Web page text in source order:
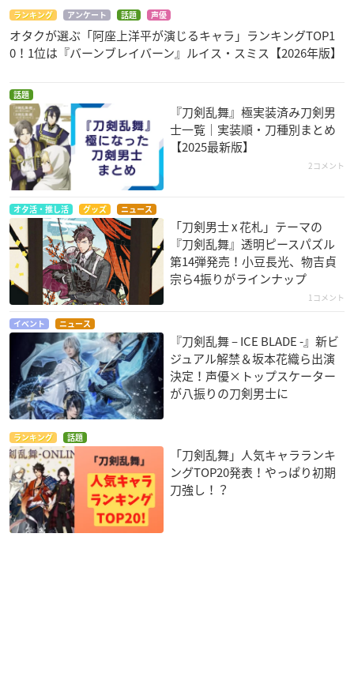
ランキング アンケート 話題 声優
オタクが選ぶ「阿座上洋平が演じるキャラ」ランキングTOP1
0！1位は『バーンブレイバーン』ルイス・スミス【2026年版】
話題
『刀剣乱舞』極実装済み刀剣男
士一覧｜実装順・刀種別まとめ
【2025最新版】
2コメント
オタ活・推し活 グッズ ニュース
「刀剣男士 x 花札」テーマの
『刀剣乱舞』透明ピースパズル
第14弾発売！小豆長光、物吉貞
宗ら4振りがラインナップ
1コメント
イベント ニュース
『刀剣乱舞 – ICE BLADE -』新ビ
ジュアル解禁＆坂本花織ら出演
決定！声優×トップスケーター
が八振りの刀剣男士に
ランキング 話題
「刀剣乱舞」人気キャラランキ
ングTOP20発表！やっぱり初期
刀強し！？